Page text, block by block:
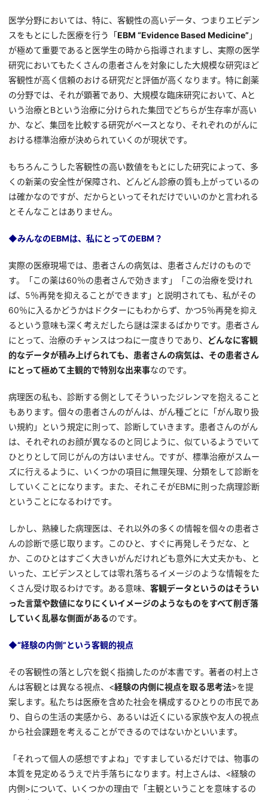
医学分野においては、特に、客観性の高いデータ、つまりエビデン
スをもとにした医療を行う「EBM “Evidence Based Medicine”」
が極めて重要であると医学生の時から指導されますし、実際の医学
研究においてもたくさんの患者さんを対象にした大規模な研究ほど
客観性が高く信頼のおける研究だと評価が高くなります。特に創薬
の分野では、それが顕著であり、大規模な臨床研究において、Aと
いう治療とBという治療に分けられた集団でどちらが生存率が高い
か、など、集団を比較する研究がベースとなり、それぞれのがんに
おける標準治療が決められていくのが現状です。
もちろんこうした客観性の高い数値をもとにした研究によって、多
くの新薬の安全性が保障され、どんどん診療の質も上がっているの
は確かなのですが、だからといってそれだけでいいのかと言われる
とそんなことはありません。
◆みんなのEBMは、私にとってのEBM？
実際の医療現場では、患者さんの病気は、患者さんだけのもので
す。「この薬は60％の患者さんで効きます」「この治療を受けれ
ば、5％再発を抑えることができます」と説明されても、私がその
60％に入るかどうかはドクターにもわからず、かつ5％再発を抑え
るという意味も深く考えだしたら謎は深まるばかりです。患者さん
にとって、治療のチャンスはつねに一度きりであり、
どんなに客観
的なデータが積み上げられても、患者さんの病気は、その患者さん
にとって極めて主観的で特別な出来事なのです。
病理医の私も、診断する側としてそういったジレンマを抱えること
もあります。個々の患者さんのがんは、がん種ごとに「がん取り扱
い規約」という規定に則って、診断していきます。患者さんのがん
は、それぞれのお顔が異なるのと同じように、似ているようでいて
ひとりとして同じがんの方はいません。ですが、標準治療がスムー
ズに行えるように、いくつかの項目に無理矢理、分類をして診断を
していくことになります。また、それこそがEBMに則った病理診断
ということになるわけです。
しかし、熟練した病理医は、それ以外の多くの情報を個々の患者さ
んの診断で感じ取ります。このひと、すぐに再発しそうだな、と
か、このひとはすごく大きいがんだけれども意外に大丈夫かも、と
いった、エビデンスとしては零れ落ちるイメージのような情報をた
くさん受け取るわけです。ある意味、 客観データというのはそうい
った言葉や数値になりにくいイメージのようなものをすべて削ぎ落
していく乱暴な側面があるのです。
◆“経験の内側”という客観的視点
その客観性の落とし穴を鋭く指摘したのが本書です。著者の村上さ
んは客観とは異なる視点、<経験の内側に視点を取る思考法>を提
案します。私たちは医療を含めた社会を構成するひとりの市民であ
り、自らの生活の実感から、あるいは近くにいる家族や友人の視点
から社会課題を考えることができるのではないかといいます。
「それって個人の感想ですよね」ですましているだけでは、物事の
本質を見定めるうえで片手落ちになります。村上さんは、<経験の
内側>について、いくつかの理由で「主観ということを意味するの